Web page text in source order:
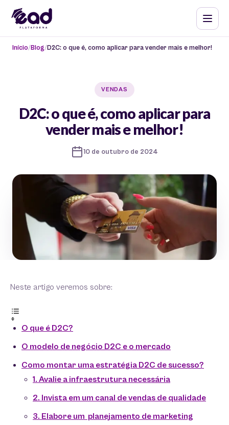
Início Blog D2C: o que é, como aplicar para vender mais e melhor!
VENDAS
D2C: o que é, como aplicar para
vender mais e melhor!
10 de outubro de 2024
Neste artigo veremos sobre:
O que é D2C?
O modelo de negócio D2C e o mercado
Como montar uma estratégia D2C de sucesso?
1. Avalie a infraestrutura necessária
2. Invista em um canal de vendas de qualidade
3. Elabore um planejamento de marketing